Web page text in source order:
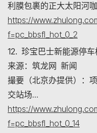
利膜包裹的正大太阳河
https://
f=pc_bbsfl_hot_0_2
12. 珍宝巴士新能源停车
来源：筑龙网 新闻
撮要（北京办提供）：
交站场…
https://
f=pc_bbsfl_hot_0_14